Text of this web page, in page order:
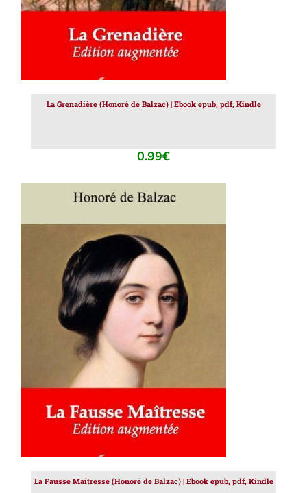
La Grenadière (Honoré de Balzac) | Ebook epub, pdf, Kindle
0.99€
AJOUTER AU PANIER / DÉTAILS
La Fausse Maîtresse (Honoré de Balzac) | Ebook epub, pdf, Kindle